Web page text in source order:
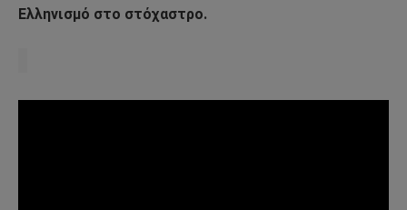
Ελληνισμό στο στόχαστρο.